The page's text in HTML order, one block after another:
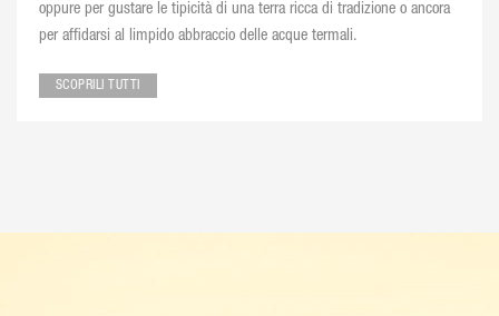
oppure per gustare le tipicità di una terra ricca di tradizione o ancora
per affidarsi al limpido abbraccio delle acque termali.
SCOPRILI TUTTI